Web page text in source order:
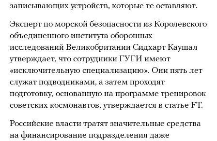
записывающих устройств, которые те оставляют.
Эксперт по морской безопасности из Королевского
объединенного института оборонных
исследований Великобритании Сидхарт Каушал
утверждает, что сотрудники ГУГИ имеют
«исключительную специализацию». Они пять лет
служат подводниками, а затем проходят
подготовку, основанную на программе тренировок
советских космонавтов, утверждается в статье FT.
Российские власти тратят значительные средства
на финансирование подразделения даже